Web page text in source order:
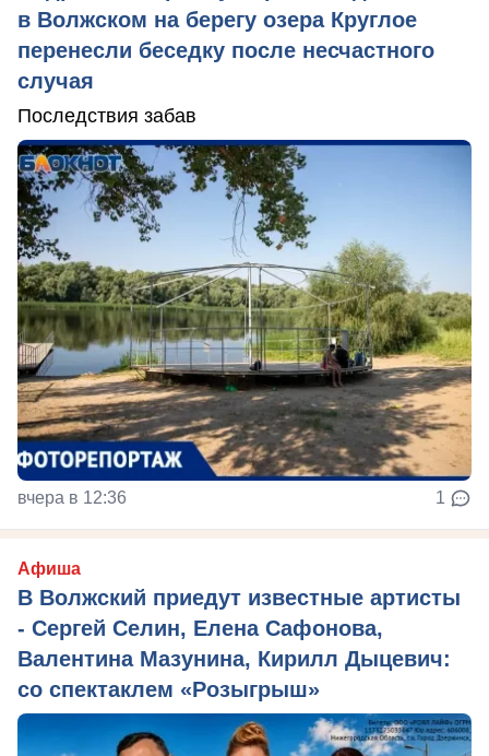
в Волжском на берегу озера Круглое
перенесли беседку после несчастного
случая
Последствия забав
вчера в 12:36 1
Афиша
В Волжский приедут известные артисты
- Сергей Селин, Елена Сафонова,
Валентина Мазунина, Кирилл Дыцевич:
со спектаклем «Розыгрыш»